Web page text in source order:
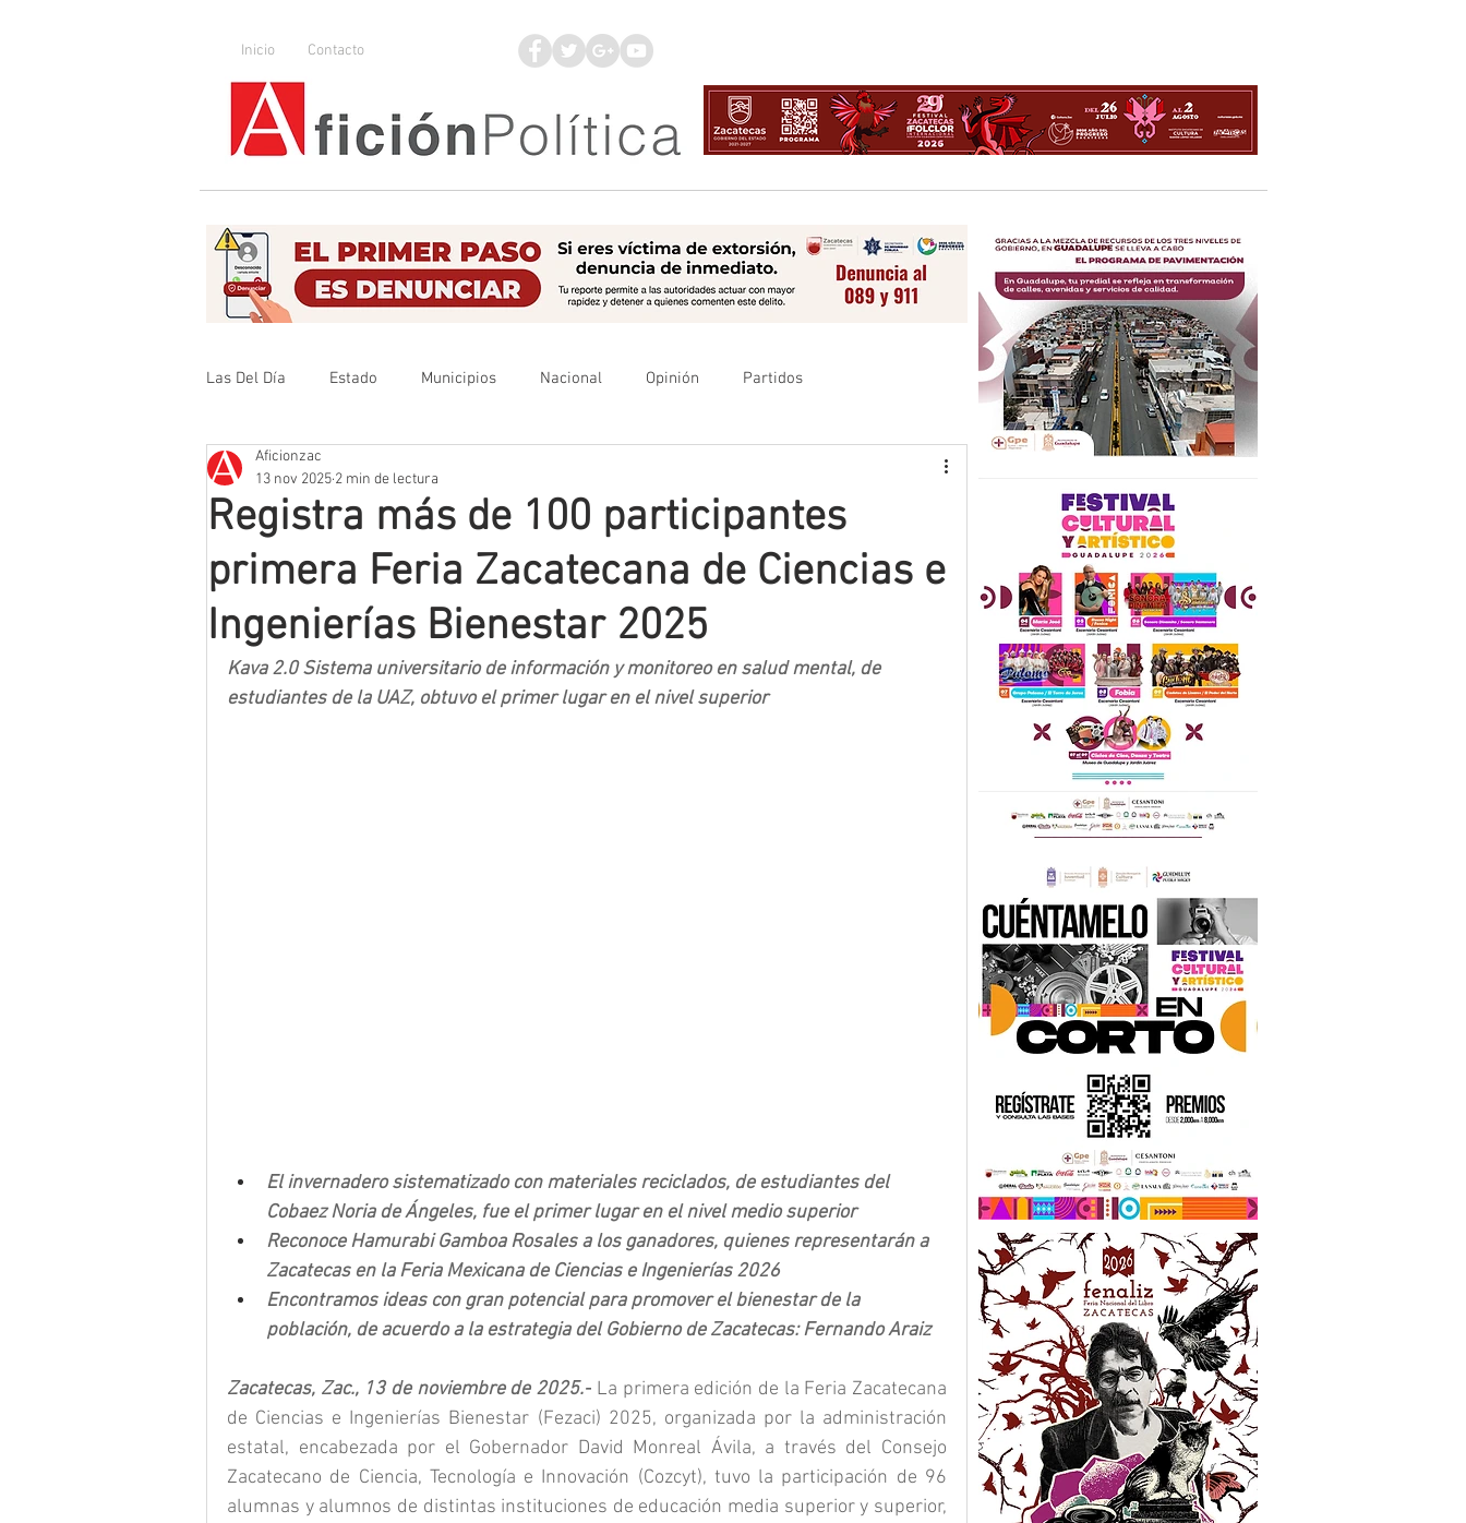
Inicio Contacto
Las Del Día Estado Municipios Nacional Opinión Partidos
Que no se olvide
Mineros LNBP
Registra más de 100 participantes
primera Feria Zacatecana de Ciencias e
Ingenierías Bienestar 2025
Aficionzac
13 nov 2025 2 min de lectura
Kava 2.0 Sistema universitario de información y monitoreo en salud mental, de
estudiantes de la UAZ, obtuvo el primer lugar en el nivel superior
El invernadero sistematizado con materiales reciclados, de estudiantes del
Cobaez Noria de Ángeles, fue el primer lugar en el nivel medio superior
Reconoce Hamurabi Gamboa Rosales a los ganadores, quienes representarán a
Zacatecas en la Feria Mexicana de Ciencias e Ingenierías 2026
Encontramos ideas con gran potencial para promover el bienestar de la
población, de acuerdo a la estrategia del Gobierno de Zacatecas: Fernando Araiz
Zacatecas, Zac., 13 de noviembre de 2025.- La primera edición de la Feria Zacatecana
de Ciencias e Ingenierías Bienestar (Fezaci) 2025, organizada por la administración
estatal, encabezada por el Gobernador David Monreal Ávila, a través del Consejo
Zacatecano de Ciencia, Tecnología e Innovación (Cozcyt), tuvo la participación de 96
alumnas y alumnos de distintas instituciones de educación media superior y superior,